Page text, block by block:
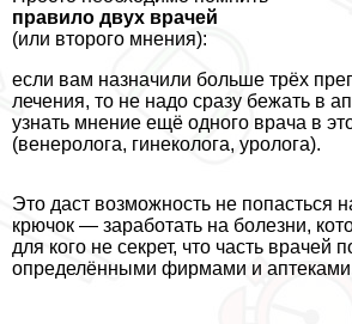
правило двух врачей
(или второго мнения):
если вам назначили больше трёх
лечения, то не надо сразу бежать в
узнать мнение ещё одного врача в
(венеролога, гинеколога, уролога).
Это даст возможность не попасться
крючок — заработать на болезни,
для кого не секрет, что часть врачей
определёнными фирмами и